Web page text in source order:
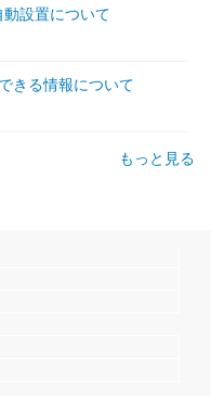
動設置について
きる情報について
もっと見る